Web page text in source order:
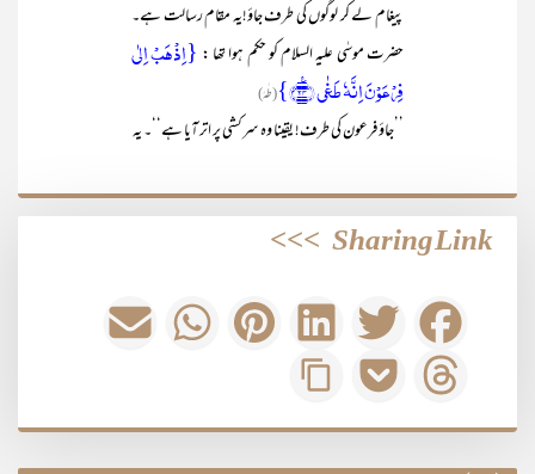
پیغام لے کر لوگوں کی طرف جاؤ!یہ مقام رسالت ہے۔
حضرت موسٰی علیہ السلام کو حکم ہوا تھا : {اِذۡہَبۡ اِلٰی
فِرۡعَوۡنَ اِنَّہٗ طَغٰی ﴿٪۲۴﴾}
(طٰہٰ)
’’جاؤ فرعون کی طرف! یقینا وہ سرکشی پر اتر آیا ہے‘‘۔ یہ
Sharing Link
>>>